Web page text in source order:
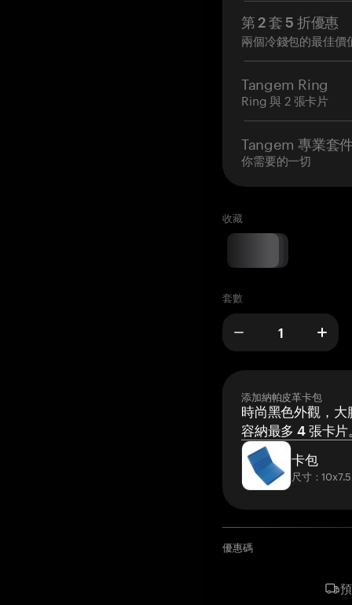
第 2 套 5 折優惠
兩個冷錢包的最佳價
Tangem Ring
Ring 與 2 張卡片
Tangem 專業套
你需要的一切
收藏
套數
添加納帕皮革卡包
時尚黑色外觀，大
容納最多 4 張卡片
卡包
尺寸：
優惠碼